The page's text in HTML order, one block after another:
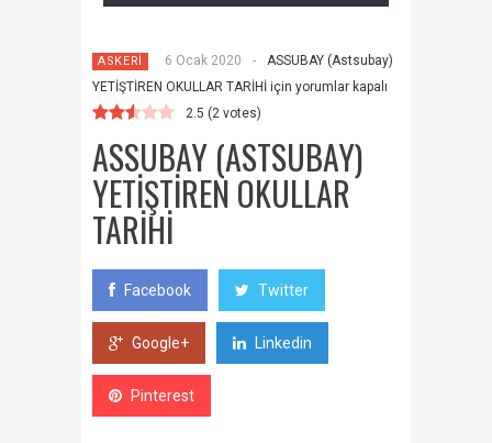
ASKERİ 6 Ocak 2020 -
ASSUBAY (Astsubay)
YETİŞTİREN OKULLAR TARİHİ için yorumlar kapalı
2.5 (2 votes)
ASSUBAY (ASTSUBAY)
YETİŞTİREN OKULLAR
TARİHİ
Facebook Twitter
Google+ Linkedin
Pinterest